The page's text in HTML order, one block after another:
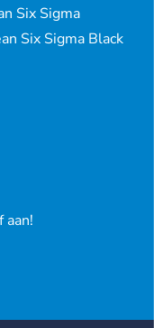
Six Sigma
Six Sigma Black
aan!